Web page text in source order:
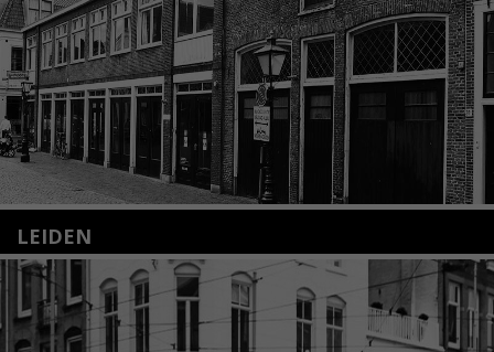
LEIDEN
Nieuwstraat 35
2312 KA Leiden
+31(0)71 – 52 84 480
info@kunsthuisleiden.nl